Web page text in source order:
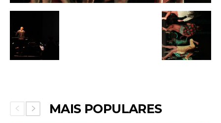
MAIS POPULARES